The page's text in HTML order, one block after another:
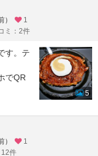
1
ミ：2件
す。テ
でQR
5
1
12件